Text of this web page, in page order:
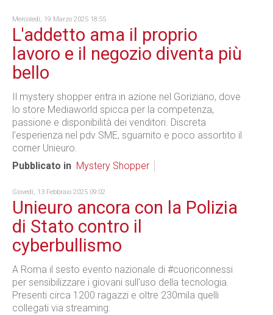
Mercoledì, 19 Marzo 2025 18:55
L'addetto ama il proprio
lavoro e il negozio diventa più
bello
Il mystery shopper entra in azione nel Goriziano, dove
lo store Mediaworld spicca per la competenza,
passione e disponibilità dei venditori. Discreta
l’esperienza nel pdv SME, sguarnito e poco assortito il
corner Unieuro.
Pubblicato in Mystery Shopper
Giovedì, 13 Febbraio 2025 09:02
Unieuro ancora con la Polizia
di Stato contro il
cyberbullismo
A Roma il sesto evento nazionale di #cuoriconnessi
per sensibilizzare i giovani sull'uso della tecnologia.
Presenti circa 1200 ragazzi e oltre 230mila quelli
collegati via streaming.